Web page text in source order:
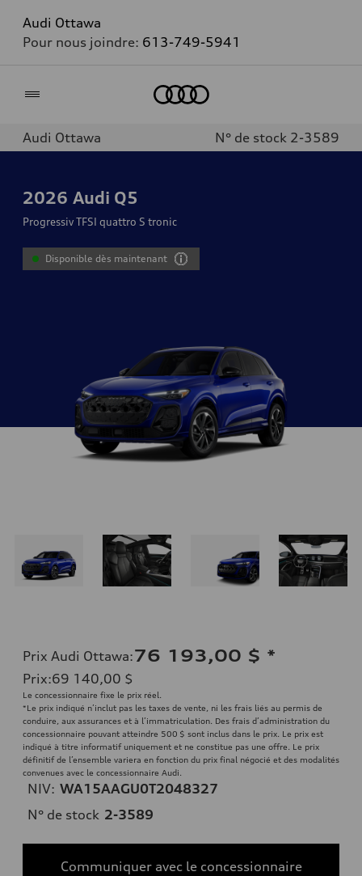
Audi Ottawa
Pour nous joindre: 613-749-5941
Audi Ottawa N° de stock 2-3589
2026 Audi Q5
Progressiv TFSI quattro S tronic
Disponible dès maintenant
Prix Audi Ottawa:76 193,00 $ *
Prix:69 140,00 $
Le concessionnaire fixe le prix réel.
*Le prix indiqué n’inclut pas les taxes de vente, ni les frais liés au permis de
conduire, aux assurances et à l’immatriculation. Des frais d’administration du
concessionnaire pouvant atteindre 500 $ sont inclus dans le prix. Le prix est
indiqué à titre informatif uniquement et ne constitue pas une offre. Le prix
définitif de l’ensemble variera en fonction du prix final négocié et des modalités
convenues avec le concessionnaire Audi.
NIV: WA15AAGU0T2048327
N° de stock 2-3589
Communiquer avec le concessionnaire